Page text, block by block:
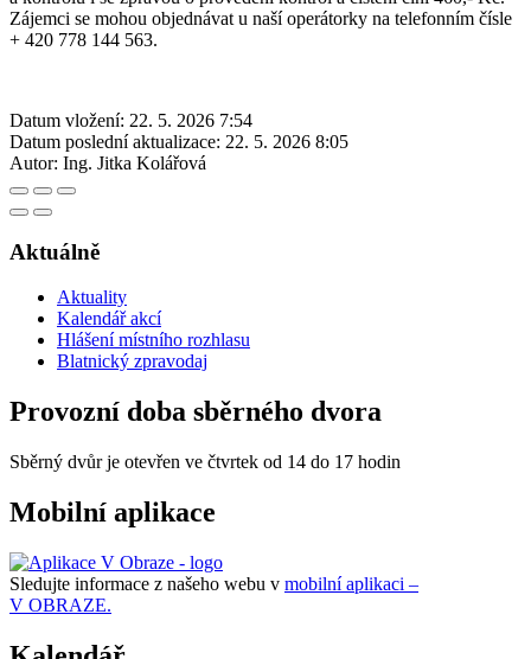
Zájemci se mohou objednávat u naší operátorky na telefonním čísle
+ 420 778 144 563.
Datum vložení: 22. 5. 2026 7:54
Datum poslední aktualizace: 22. 5. 2026 8:05
Autor: Ing. Jitka Kolářová
Aktuálně
Aktuality
Kalendář akcí
Hlášení místního rozhlasu
Blatnický zpravodaj
Provozní doba sběrného dvora
Sběrný dvůr je otevřen ve čtvrtek od 14 do 17 hodin
Mobilní aplikace
Sledujte informace z našeho webu v mobilní aplikaci –
V OBRAZE.